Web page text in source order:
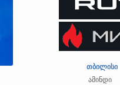
თბილისი
ამინდი